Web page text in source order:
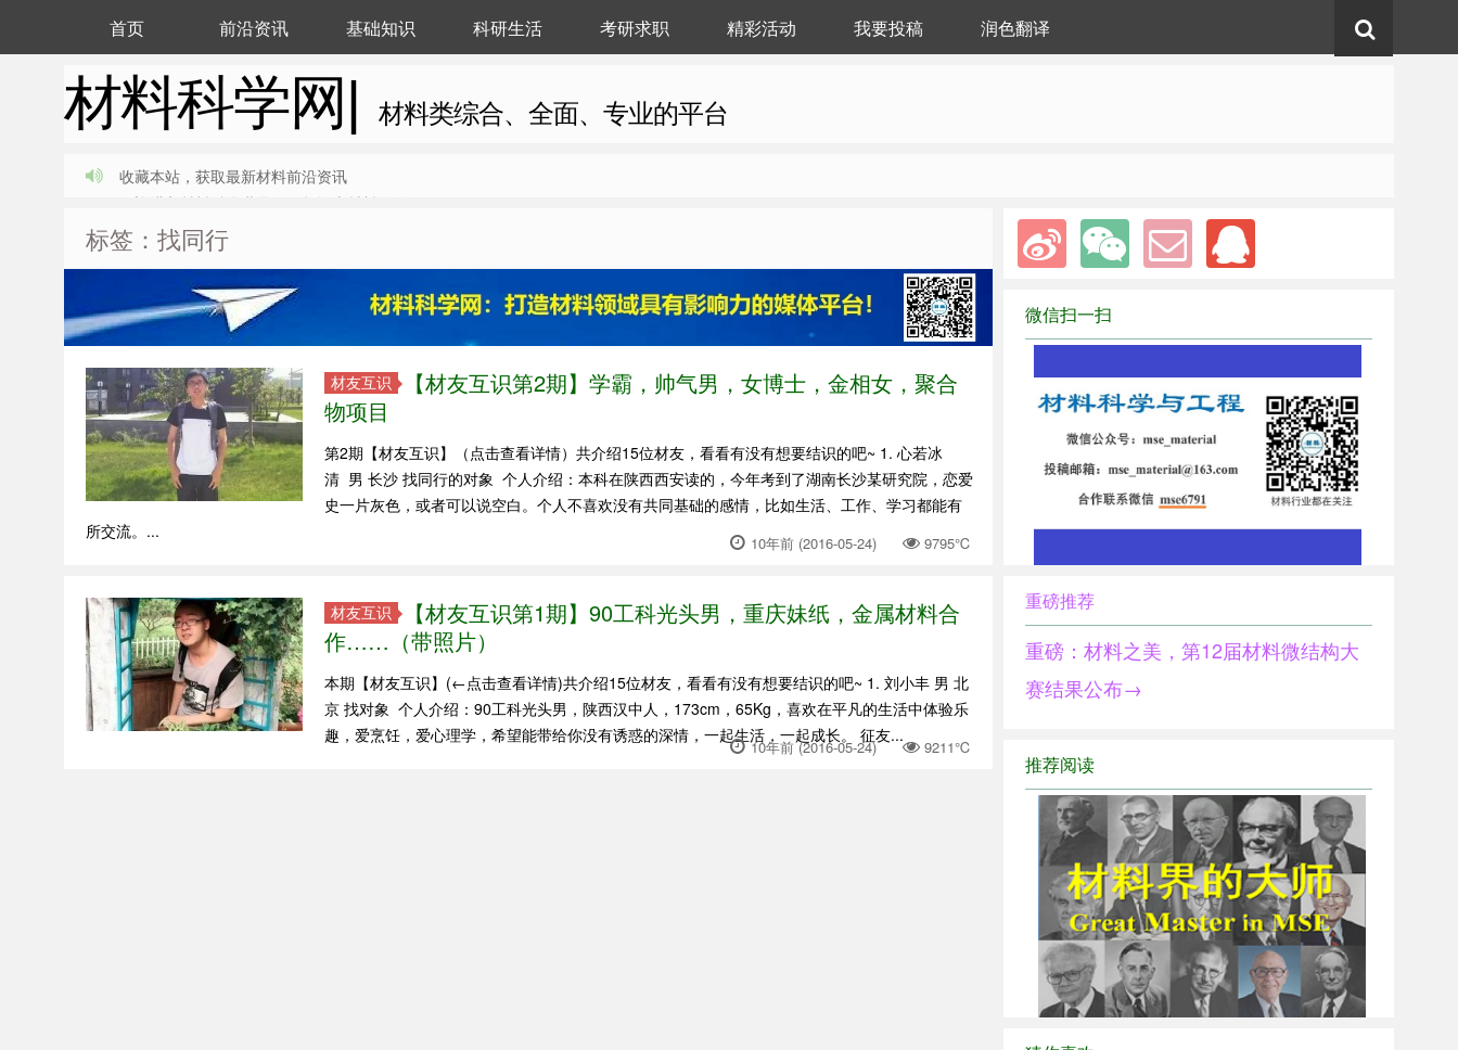
材料科学网| 材料类综合、全面、专业的平台
首页 前沿资讯 基础知识 科研生活 考研求职 精彩活动 我要投稿 润色翻译
收藏本站，获取最新材料前沿资讯
欢迎进入材料科学世界，一起探索材料奥秘
标签：找同行
材友互识
【材友互识第2期】学霸，帅气男，女博士，金相女，聚合
物项目
第2期【材友互识】（点击查看详情）共介绍15位材友，看看有没有想要结识的吧~ 1. 心若冰
清 男 长沙 找同行的对象 个人介绍：本科在陕西西安读的，今年考到了湖南长沙某研究院，恋爱
史一片灰色，或者可以说空白。个人不喜欢没有共同基础的感情，比如生活、工作、学习都能有
所交流。...
10年前 (2016-05-24) 9795℃
材友互识
【材友互识第1期】90工科光头男，重庆妹纸，金属材料合
作……（带照片）
本期【材友互识】(←点击查看详情)共介绍15位材友，看看有没有想要结识的吧~ 1. 刘小丰 男 北
京 找对象 个人介绍：90工科光头男，陕西汉中人，173cm，65Kg，喜欢在平凡的生活中体验乐
趣，爱烹饪，爱心理学，希望能带给你没有诱惑的深情，一起生活，一起成长。 征友...
10年前 (2016-05-24) 9211℃
微信扫一扫
重磅推荐
重磅：材料之美，第12届材料微结构大
赛结果公布→
推荐阅读